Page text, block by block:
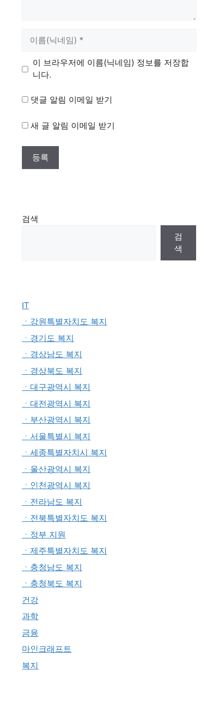
이 브라우저에 이름(닉네임) 정보를 저장합
니다.
댓글 알림 이메일 받기
새 글 알림 이메일 받기
검색
검
색
IT
ㆍ강원특별자치도 복지
ㆍ경기도 복지
ㆍ경상남도 복지
ㆍ경상북도 복지
ㆍ대구광역시 복지
ㆍ대전광역시 복지
ㆍ부산광역시 복지
ㆍ서울특별시 복지
ㆍ세종특별자치시 복지
ㆍ울산광역시 복지
ㆍ인천광역시 복지
ㆍ전라남도 복지
ㆍ전북특별자치도 복지
ㆍ정부 지원
ㆍ제주특별자치도 복지
ㆍ충청남도 복지
ㆍ충청북도 복지
건강
과학
금융
마인크래프트
복지